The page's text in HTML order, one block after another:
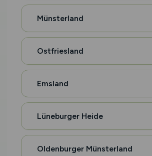
Münsterland
Ostfriesland
Emsland
Lüneburger Heide
Oldenburger Münsterland